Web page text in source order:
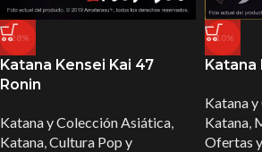
-28%
Katana Kensei Kai 47
Ronin
Katana y Colección Asiática,
Katana,Cultura Pop y
-10%
Katana
Katana
Katana,
Ofertas